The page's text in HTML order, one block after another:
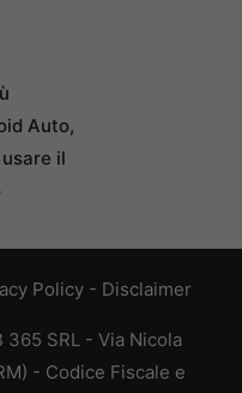
Auto,
il
Policy - Disclaimer
SRL - Via Nicola
- Codice Fiscale e